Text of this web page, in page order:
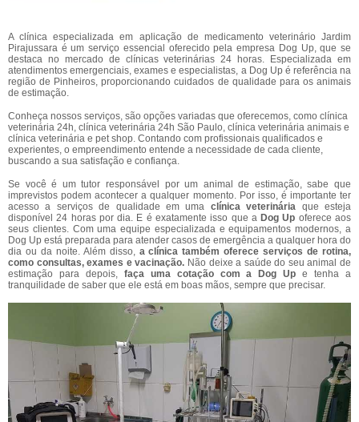
A clínica especializada em aplicação de medicamento veterinário Jardim
Pirajussara é um serviço essencial oferecido pela empresa Dog Up, que se
destaca no mercado de clínicas veterinárias 24 horas. Especializada em
atendimentos emergenciais, exames e especialistas, a Dog Up é referência na
região de Pinheiros, proporcionando cuidados de qualidade para os animais
de estimação.
Conheça nossos serviços, são opções variadas que oferecemos, como clínica
veterinária 24h, clínica veterinária 24h São Paulo, clínica veterinária animais e
clínica veterinária e pet shop. Contando com profissionais qualificados e
experientes, o empreendimento entende a necessidade de cada cliente,
buscando a sua satisfação e confiança.
Se você é um tutor responsável por um animal de estimação, sabe que
imprevistos podem acontecer a qualquer momento. Por isso, é importante ter
acesso a serviços de qualidade em uma clínica veterinária que esteja
disponível 24 horas por dia. E é exatamente isso que a Dog Up oferece aos
seus clientes. Com uma equipe especializada e equipamentos modernos, a
Dog Up está preparada para atender casos de emergência a qualquer hora do
dia ou da noite. Além disso, a clínica também oferece serviços de rotina,
como consultas, exames e vacinação. Não deixe a saúde do seu animal de
estimação para depois, faça uma cotação com a Dog Up e tenha a
tranquilidade de saber que ele está em boas mãos, sempre que precisar.